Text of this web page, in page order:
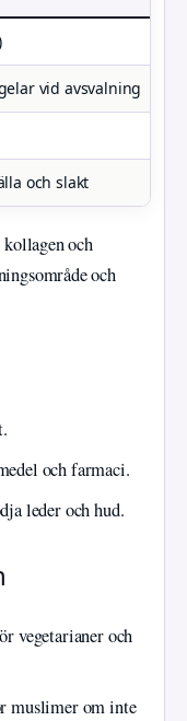
vid avsvalning
och slakt
och
och
och farmaci.
leder och hud.
vegetarianer och
muslimer om inte